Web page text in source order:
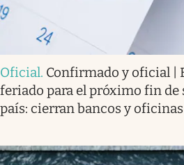
Oficial. Confirmado y oficial |
feriado para el próximo fin de
país: cierran bancos y